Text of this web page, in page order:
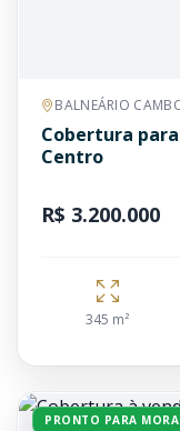
BALNEÁRIO
Cobertura
Centro
R$ 3.200.000
345 m²
PRONTO PARA